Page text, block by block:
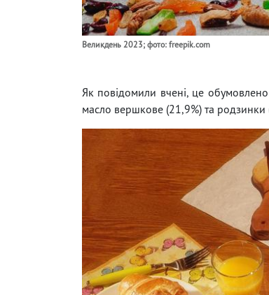
Великдень 2023; фото: freepik.com
Як повідомили вчені, це
масло вершкове (21,9%) та родзинки